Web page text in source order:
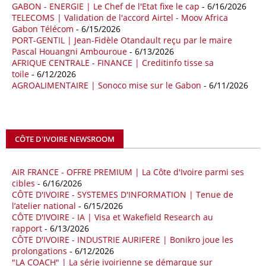
09/05/26 ITALIE - LIBYE
Les deux pays veulent accélérer leurs projets gaziers communs, afin
de sécuriser davantage les approvisionnements énergétiques en
Méditerranée, dans un contexte marqué par des tensions
géopolitiques internationales et des perturbations sur le marché
mondial du gaz. Réunis à Rome le jeudi 7 mai, la Première ministre
coopération et les investissements dans le secteur énergétique. Cette
séquence survient alors que Rome cherche à réduire son exposition
18/04/26 ALGERIE - BP
La multinationale BP signe son retour en Algérie où un permis de
prospection d’hydrocarbures dans le bassin oriental lui a été attribué
par l’Agence nationale pour la valorisation des ressources en
hydrocarbures (ALNAFT). L’information rendue publique mercredi 15
avril par l’institution, intervient dans le cadre de sa politique de relance
de l’exploration. Le périmètre concerné se situe dans une zone de
GABON - ENERGIE | Le Chef de l'Etat fixe le cap - 6/16/2026
TELECOMS | Validation de l'accord Airtel - Moov Africa
Gabon Télécom - 6/15/2026
PORT-GENTIL | Jean-Fidèle Otandault reçu par le maire
Pascal Houangni Ambouroue - 6/13/2026
AFRIQUE CENTRALE - FINANCE | Creditinfo tisse sa
toile - 6/12/2026
AGROALIMENTAIRE | Sonoco mise sur le Gabon - 6/11/2026
CÔTE D'IVOIRE NEWSROOM
AIR FRANCE - OFFRE PREMIUM | La Côte d'Ivoire parmi ses
cibles - 6/16/2026
CÔTE D'IVOIRE - SYSTEMES D'INFORMATION | Tenue de
l’atelier national - 6/15/2026
CÔTE D'IVOIRE - IA | Visa et Wakefield Research au
rapport - 6/13/2026
CÔTE D'IVOIRE - INDUSTRIE AURIFERE | Bonikro joue les
prolongations - 6/12/2026
"LA COACH" | La série ivoirienne se démarque sur